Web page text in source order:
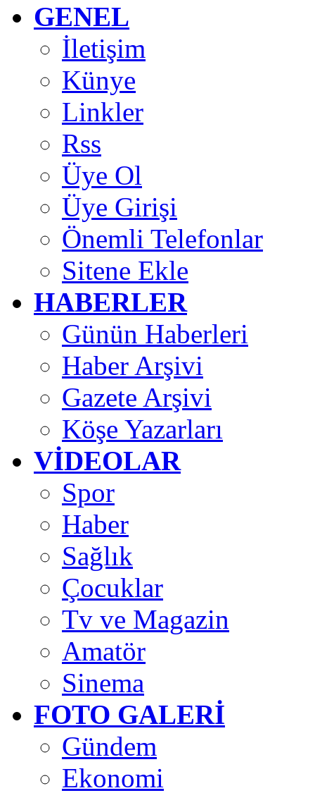
GENEL
İletişim
Künye
Linkler
Rss
Üye Ol
Üye Girişi
Önemli Telefonlar
Sitene Ekle
HABERLER
Günün Haberleri
Haber Arşivi
Gazete Arşivi
Köşe Yazarları
VİDEOLAR
Spor
Haber
Sağlık
Çocuklar
Tv ve Magazin
Amatör
Sinema
FOTO GALERİ
Gündem
Ekonomi